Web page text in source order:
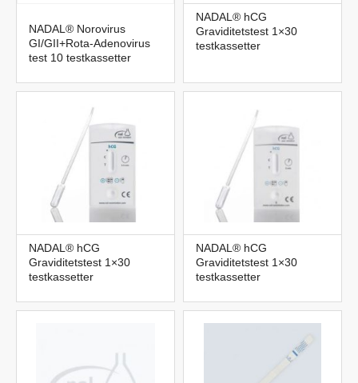
NADAL® Norovirus
GI/GII+Rota-Adenovirus
test 10 testkassetter
NADAL® hCG
Graviditetstest 1×30
testkassetter
NADAL® hCG
Graviditetstest 1×30
testkassetter
NADAL® hCG
Graviditetstest 1×30
testkassetter